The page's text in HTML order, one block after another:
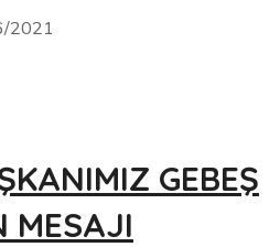
2021
GEBEŞ
MESAJI